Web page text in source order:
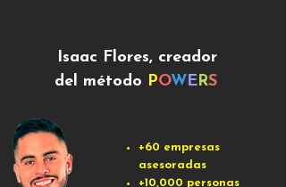
+60 empresas
asesoradas
+10,000 personas
Isaac Flores, creador
del método POWERS